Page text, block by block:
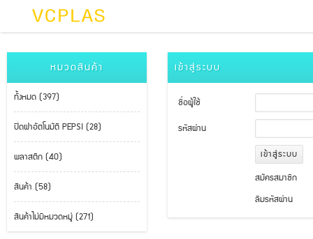
หมวดสินค้า
ทั้งหมด (397)
ปิดฝาอัตโนมัติ PEPSI (28)
พลาสติก (40)
สินค้า (58)
สินค้าไม่มีหมวดหมู่ (271)
เข้าสู่ระบบ
ชื่อผู้ใช้
รหัสผ่าน
สมัครสมาชิก
ลืมรหัสผ่าน